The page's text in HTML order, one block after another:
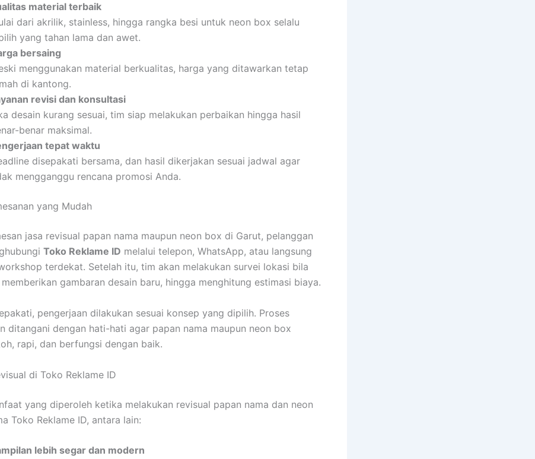
material terbaik
dari akrilik, stainless, hingga rangka besi untuk neon box selalu
yang tahan lama dan awet.
bersaing
menggunakan material berkualitas, harga yang ditawarkan tetap
di kantong.
revisi dan konsultasi
desain kurang sesuai, tim siap melakukan perbaikan hingga hasil
benar maksimal.
tepat waktu
disepakati bersama, dan hasil dikerjakan sesuai jadwal agar
mengganggu rencana promosi Anda.
yang Mudah
jasa revisual papan nama maupun neon box di Garut, pelanggan
Toko Reklame ID melalui telepon, WhatsApp, atau langsung
terdekat. Setelah itu, tim akan melakukan survei lokasi bila
gambaran desain baru, hingga menghitung estimasi biaya.
pengerjaan dilakukan sesuai konsep yang dipilih. Proses
ditangani dengan hati-hati agar papan nama maupun neon box
rapi, dan berfungsi dengan baik.
di Toko Reklame ID
yang diperoleh ketika melakukan revisual papan nama dan neon
Toko Reklame ID, antara lain:
lebih segar dan modern